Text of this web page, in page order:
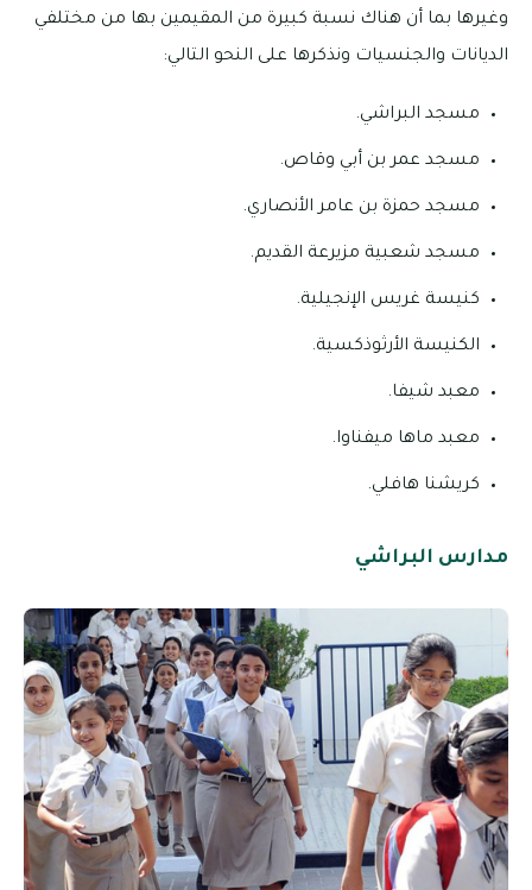
وغيرها بما أن هناك نسبة كبيرة من المقيمين بها من مختلفي
الديانات والجنسيات ونذكرها على النحو التالي:
مسجد البراشي.
مسجد عمر بن أبي وقاص.
مسجد حمزة بن عامر الأنصاري.
مسجد شعبية مزيرعة القديم.
كنيسة غريس الإنجيلية.
الكنيسة الأرثوذكسية.
معبد شيفا.
معبد ماها ميفناوا.
كريشنا هافلي.
مدارس البراشي